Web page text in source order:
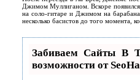
Джимом Муллиганом. Вскоре
на соло-гитаре и Джимом на
несколько басистов до того момента,
Забиваем Сайты
возможности от